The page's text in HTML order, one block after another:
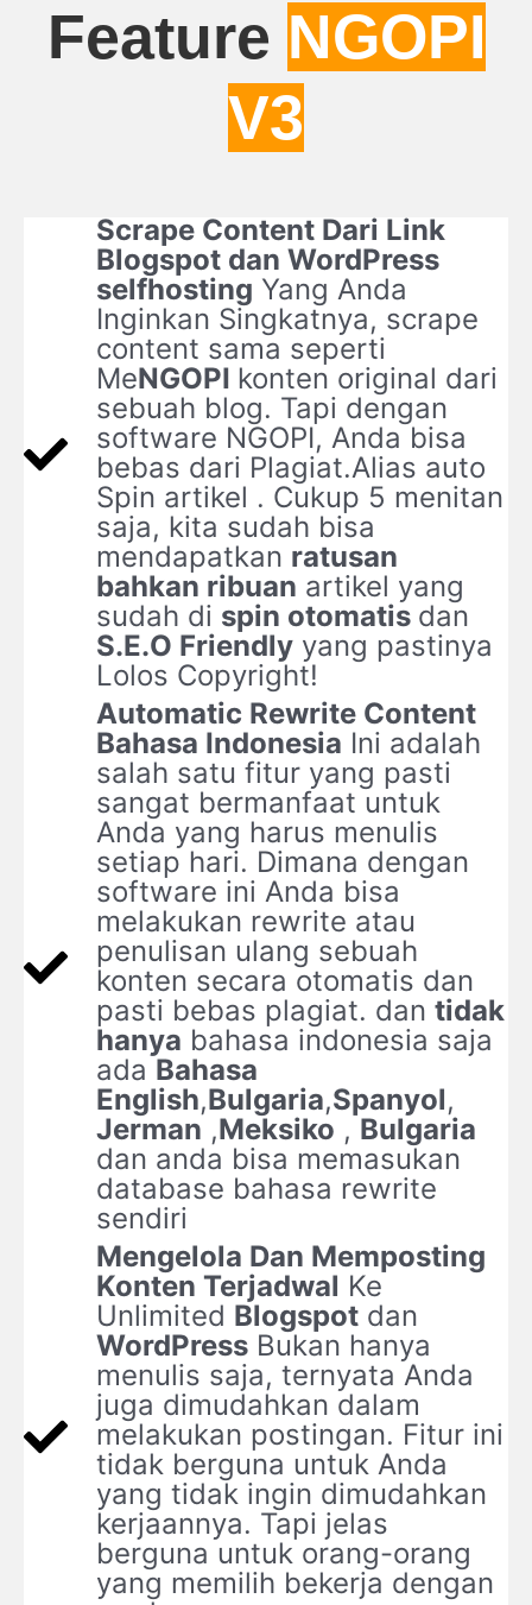
Feature NGOPI
V3
Scrape Content Dari Link
Blogspot dan WordPress
selfhosting Yang Anda
Inginkan Singkatnya, scrape
content sama seperti
MeNGOPI konten original dari
sebuah blog. Tapi dengan
software NGOPI, Anda bisa
bebas dari Plagiat.Alias auto
Spin artikel . Cukup 5 menitan
saja, kita sudah bisa
mendapatkan ratusan
bahkan ribuan artikel yang
sudah di spin otomatis dan
S.E.O Friendly yang pastinya
Lolos Copyright!
Automatic Rewrite Content
Bahasa Indonesia Ini adalah
salah satu fitur yang pasti
sangat bermanfaat untuk
Anda yang harus menulis
setiap hari. Dimana dengan
software ini Anda bisa
melakukan rewrite atau
penulisan ulang sebuah
konten secara otomatis dan
pasti bebas plagiat. dantidak
hanya bahasa indonesia saja
ada Bahasa
English,Bulgaria,Spanyol,
Jerman ,Meksiko , Bulgaria
dan anda bisa memasukan
database bahasa rewrite
sendiri
Mengelola Dan Memposting
Konten Terjadwal Ke
Unlimited Blogspot dan
WordPress Bukan hanya
menulis saja, ternyata Anda
juga dimudahkan dalam
melakukan postingan. Fitur ini
tidak berguna untuk Anda
yang tidak ingin dimudahkan
kerjaannya. Tapi jelas
berguna untuk orang-orang
yang memilih bekerja dengan